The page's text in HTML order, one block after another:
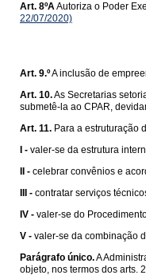
Art. 8ºAAutoriza o Poder
22/07/2020)
Art. 9.ºA inclusão de
Art. 10.As Secretarias
submetê-la ao CPAR,
Art. 11. Para a estruturação
I - valer-se da estrutura
II - celebrar convênios e
III - contratar serviços
IV - valer-se do
V - valer-se da combinação
Parágrafo único.A
objeto, nos termos dos arts.